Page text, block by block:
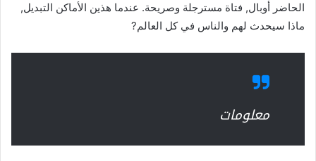
الحاضر أوبال, فتاة مسترجلة وصريحة. عندما هذين الأماكن التبديل,
ماذا سيحدث لهم والناس في كل العالم?
معلومات